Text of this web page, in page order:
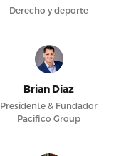
Derecho y deporte
Brian Díaz
Presidente & Fundador
Pacifico Group